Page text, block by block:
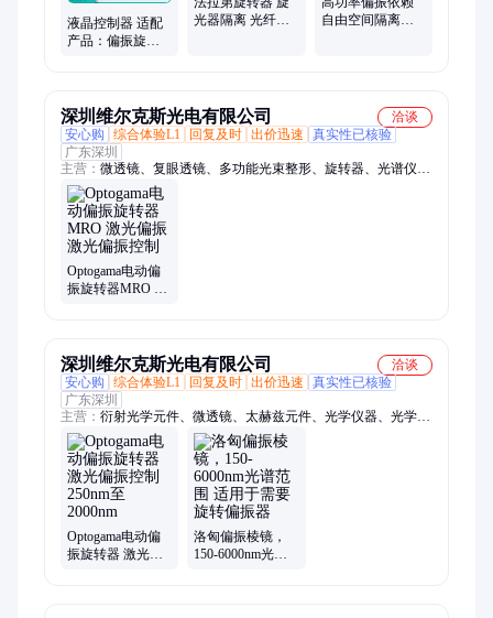
液晶控制器 适配
产品：偏振旋转
光器隔离 光纤精
自由空间隔离器
深圳维尔克斯光电有限公司
洽谈
安心购
综合体验L1 回复及时 出价迅速
真实性已核验
广东深圳
主营： 微透镜、复眼透镜、多功能光束整形、旋转器、光谱仪、
光斑分析仪、滤光片、显微镜载物台
Optogama电动偏
振旋转器MRO 激
深圳维尔克斯光电有限公司
洽谈
安心购
综合体验L1 回复及时 出价迅速
真实性已核验
广东深圳
主营： 衍射光学元件、微透镜、太赫兹元件、光学仪器、光学镜
片及晶体、光学配件、光学平台、平移台
Optogama电动偏
振旋转器 激光偏
洛匈偏振棱镜，
150-6000nm光谱